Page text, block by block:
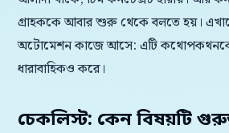
গ্রাহককে আবার শুরু থেকে বলতে হয়।
অটোমেশন কাজে আসে: এটি
ধারাবাহিকও করে।
চেকলিস্ট: কেন বিষয়টি